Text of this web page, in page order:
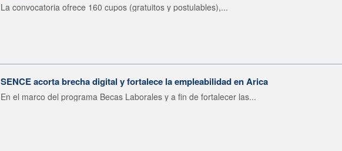
La convocatoria ofrece 160 cupos (gratuitos y postulables),...
SENCE acorta brecha digital y fortalece la empleabilidad en Arica
En el marco del programa Becas Laborales y a fin de fortalecer las...